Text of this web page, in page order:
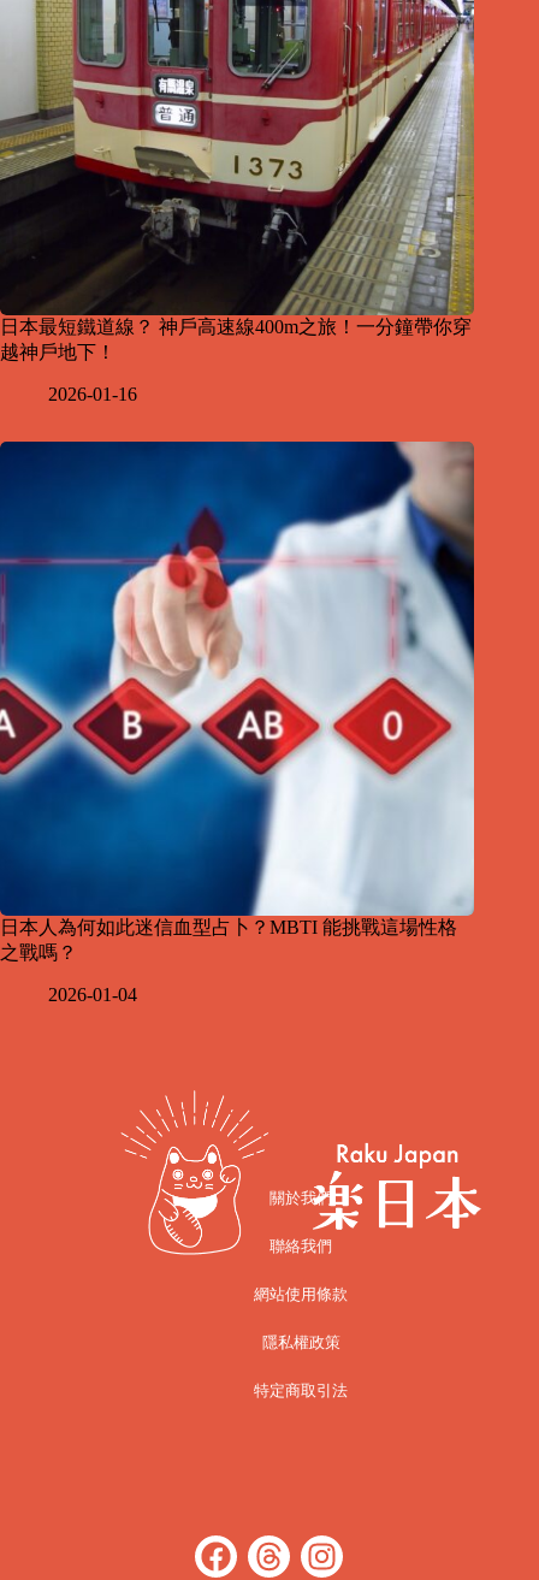
日本最短鐵道線？ 神戶高速線400m之旅！一分鐘帶你穿
越神戶地下！
2026-01-16
日本人為何如此迷信血型占卜？MBTI 能挑戰這場性格
之戰嗎？
2026-01-04
關於我們
聯絡我們
網站使用條款
隱私權政策
特定商取引法